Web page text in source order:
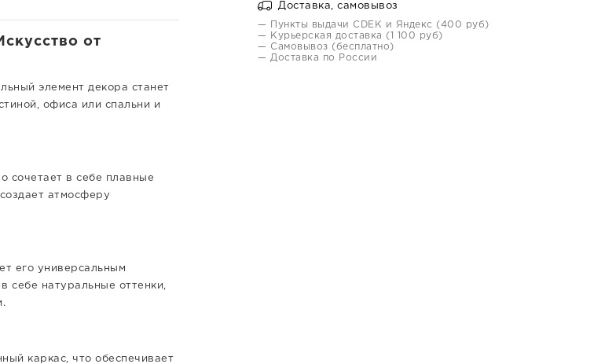
Доставка, самовывоз
— Пункты выдачи CDEK и Яндекс (400 руб)
— Курьерская доставка (1 100 руб)
— Самовывоз (бесплатно)
— Доставка по России
от
элемент декора станет
офиса или спальни и
сочетает в себе плавные
атмосферу
его универсальным
себе натуральные оттенки,
каркас, что обеспечивает